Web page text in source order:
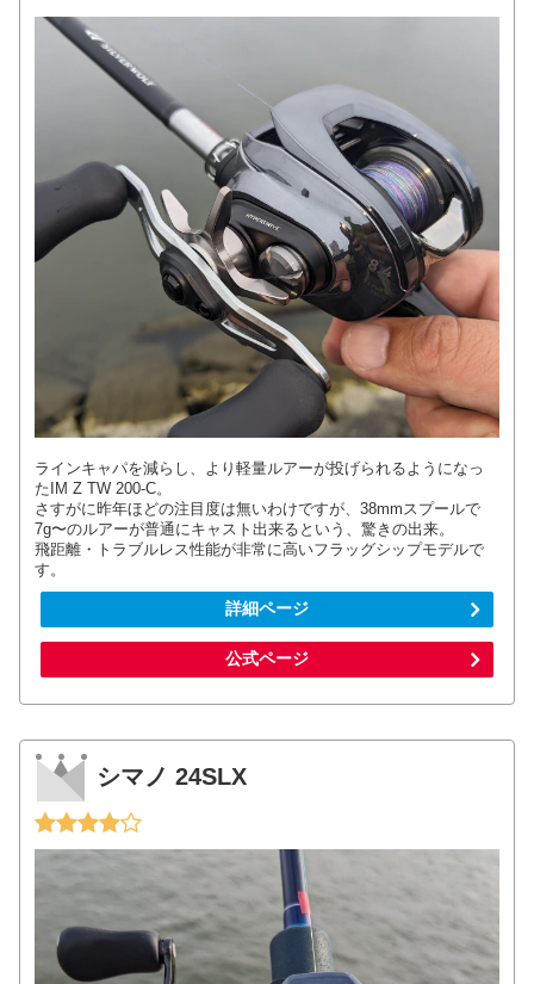
ラインキャパを減らし、より軽量ルアーが投げられるようになっ
たIM Z TW 200-C。
さすがに昨年ほどの注目度は無いわけですが、38mmスプールで
7g〜のルアーが普通にキャスト出来るという、驚きの出来。
飛距離・トラブルレス性能が非常に高いフラッグシップモデルで
す。
詳細ページ
公式ページ
シマノ 24SLX